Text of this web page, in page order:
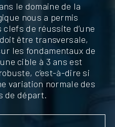
le domaine de la
nous a permis
de réussite d’une
être transversale,
les fondamentaux de
cible à 3 ans est
c’est-à-dire si
variation normale des
de départ.